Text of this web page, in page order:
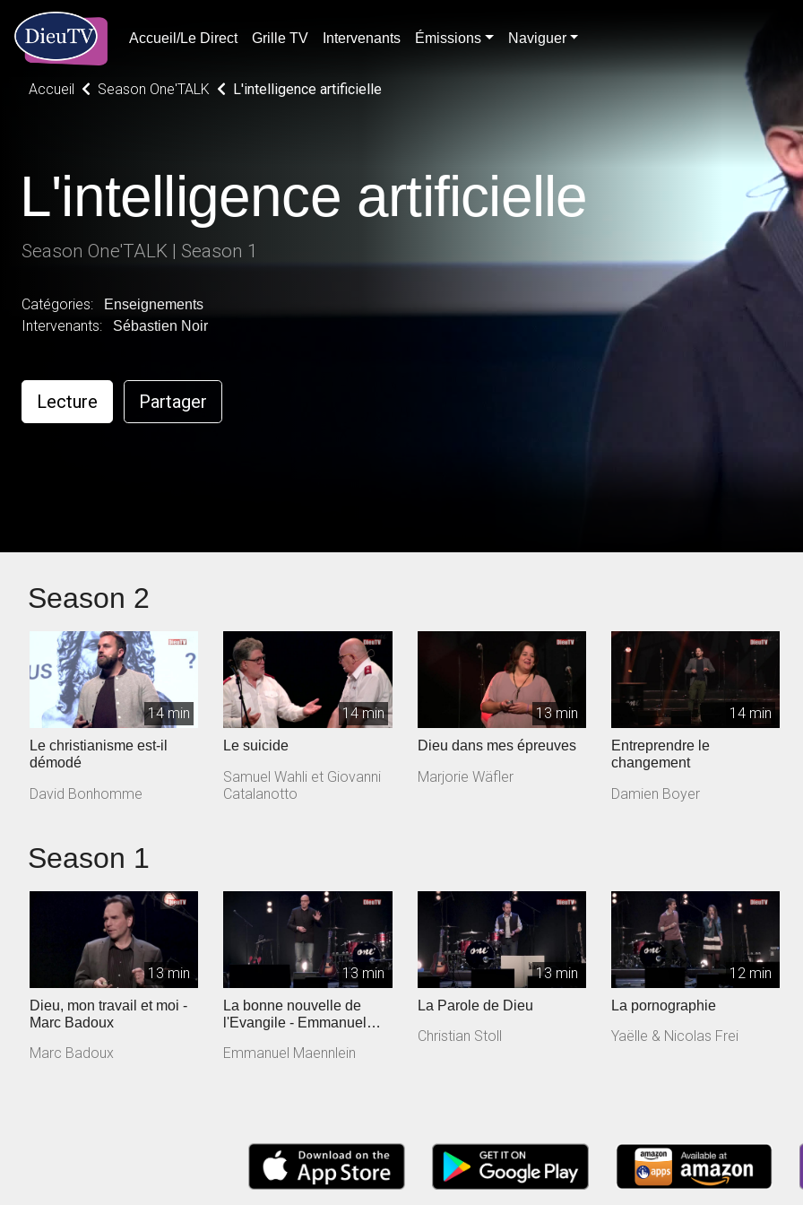
Accueil/Le Direct Grille TV Intervenants Émissions Naviguer
Accueil Season One'TALK L'intelligence artificielle
L'intelligence artificielle
Season One'TALK | Season 1
Catégories: Enseignements
Intervenants: Sébastien Noir
Lecture Partager
Season 2
14 min
Le christianisme est-il
démodé
David Bonhomme
14 min
Le suicide
Samuel Wahli et Giovanni
Catalanotto
13 min
Dieu dans mes épreuves
Marjorie Wäfler
14 min
Entreprendre le
changement
Damien Boyer
Season 1
13 min
Dieu, mon travail et moi -
Marc Badoux
Marc Badoux
13 min
La bonne nouvelle de
l'Evangile - Emmanuel
Emmanuel Maennlein
13 min
La Parole de Dieu
Christian Stoll
12 min
La pornographie
Yaëlle & Nicolas Frei